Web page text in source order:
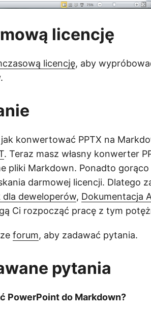
licencję
licencję, aby
konwertować PPTX na
. Teraz masz własny konwerter
pliki Markdown. Ponadto gorąco
darmowej licencji. Dlatego
dla deweloperów, Dokumentacja
Ci rozpocząć pracę z tym
forum, aby zadawać pytania.
pytania
PowerPoint do Markdown?